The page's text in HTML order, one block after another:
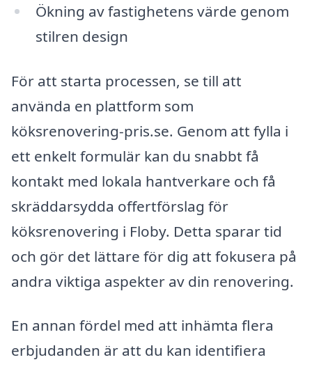
Ökning av fastighetens värde genom
stilren design
För att starta processen, se till att
använda en plattform som
köksrenovering-pris.se. Genom att fylla i
ett enkelt formulär kan du snabbt få
kontakt med lokala hantverkare och få
skräddarsydda offertförslag för
köksrenovering i Floby. Detta sparar tid
och gör det lättare för dig att fokusera på
andra viktiga aspekter av din renovering.
En annan fördel med att inhämta flera
erbjudanden är att du kan identifiera